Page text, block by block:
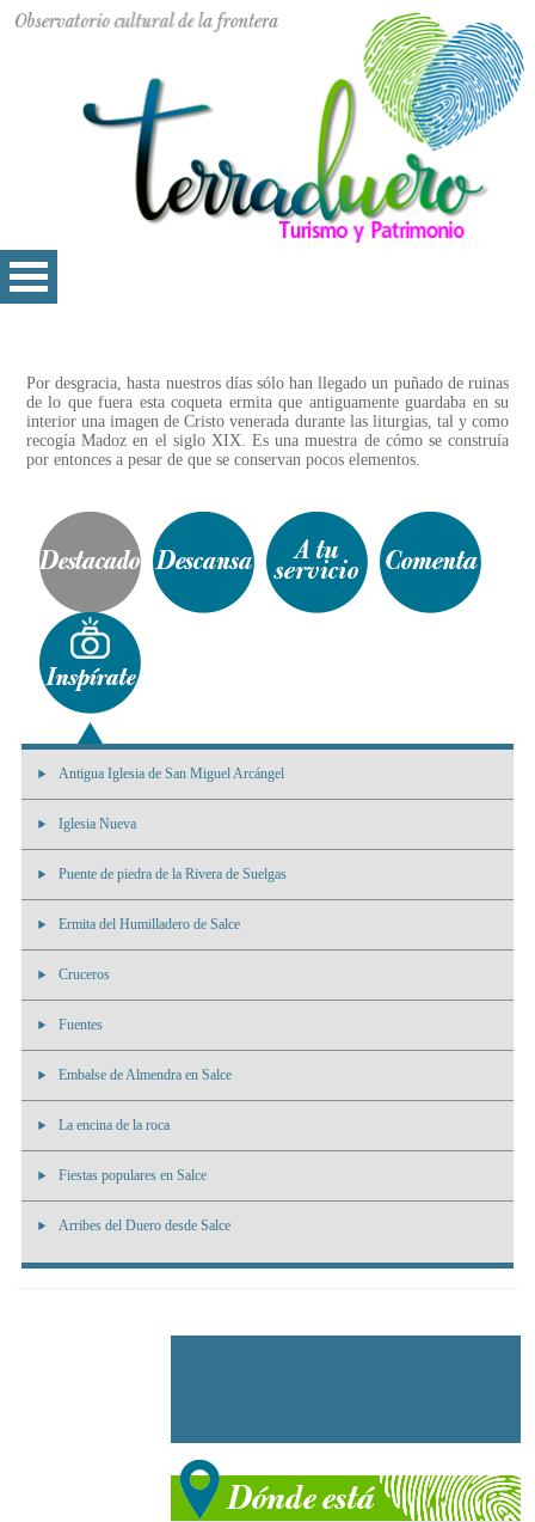
Por desgracia, hasta nuestros días sólo han llegado un puñado de ruinas
de lo que fuera esta coqueta ermita que antiguamente guardaba en su
interior una imagen de Cristo venerada durante las liturgias, tal y como
recogía Madoz en el siglo XIX. Es una muestra de cómo se construía
por entonces a pesar de que se conservan pocos elementos.
Antigua Iglesia de San Miguel Arcángel
Iglesia Nueva
Puente de piedra de la Rivera de Suelgas
Ermita del Humilladero de Salce
Cruceros
Fuentes
Embalse de Almendra en Salce
La encina de la roca
Fiestas populares en Salce
Arribes del Duero desde Salce